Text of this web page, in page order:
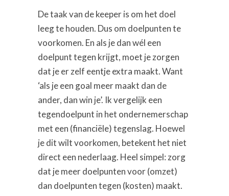
De taak van de keeper is om het doel
leeg te houden. Dus om doelpunten te
voorkomen. En als je dan wél een
doelpunt tegen krijgt, moet je zorgen
dat je er zelf eentje extra maakt. Want
‘als je een goal meer maakt dan de
ander, dan win je’. Ik vergelijk een
tegendoelpunt in het ondernemerschap
met een (financiële) tegenslag. Hoewel
je dit wilt voorkomen, betekent het niet
direct een nederlaag. Heel simpel: zorg
dat je meer doelpunten voor (omzet)
dan doelpunten tegen (kosten) maakt.